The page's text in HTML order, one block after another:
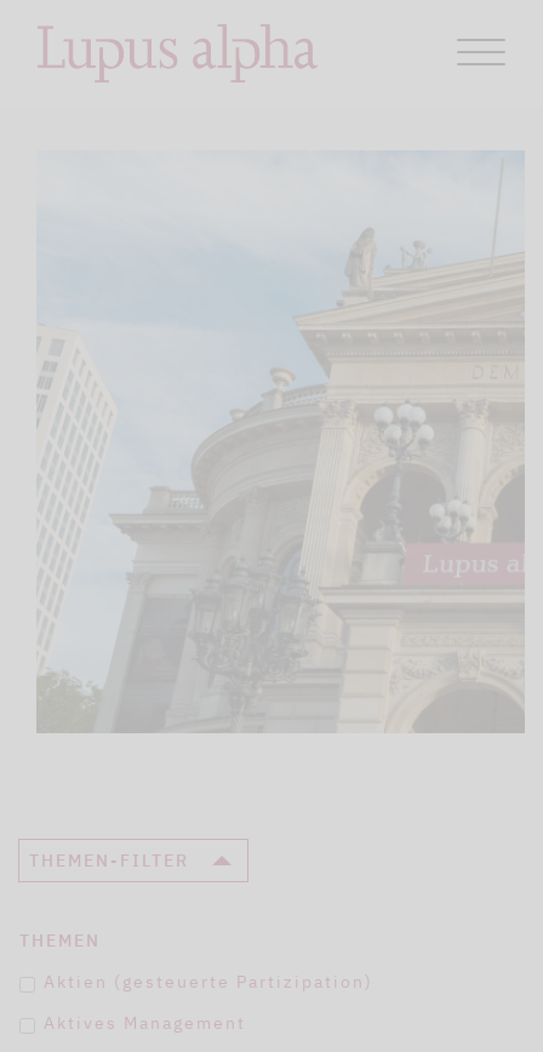
THEMEN-FILTER
THEMEN
Aktien (gesteuerte Partizipation)
Aktives Management